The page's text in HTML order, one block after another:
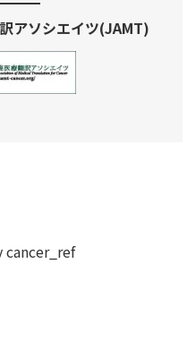
アソシエイツ(JAMT)
cancer_ref